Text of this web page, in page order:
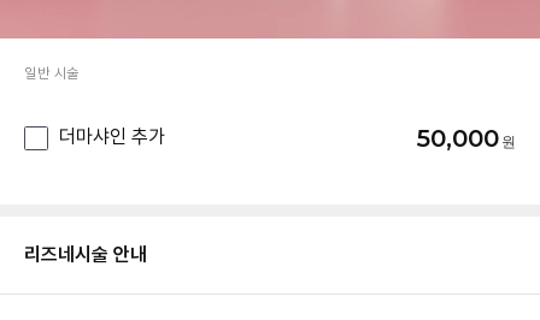
리즈네 시술 안내
일반 시술
더마샤인 추가 50,000